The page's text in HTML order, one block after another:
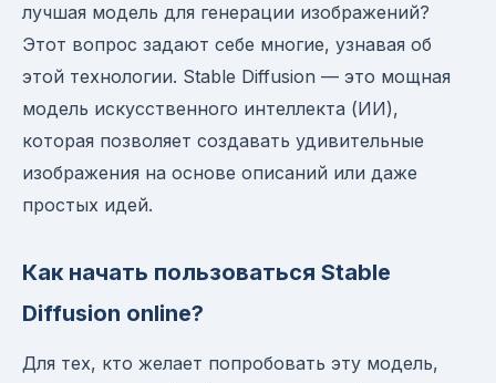
лучшая модель для генерации изображений?
Этот вопрос задают себе многие, узнавая об
этой технологии. Stable Diffusion — это мощная
модель искусственного интеллекта (ИИ),
которая позволяет создавать удивительные
изображения на основе описаний или даже
простых идей.
Как начать пользоваться Stable
Diffusion online?
Для тех, кто желает попробовать эту модель,